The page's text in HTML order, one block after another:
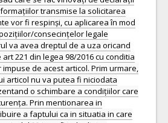
transmise la solicitarea
vor fi respinși, cu aplicarea în mod
consecințelor legale
va avea dreptul de a uza oricand
221 din legea 98/2016 cu conditia
de acest articol. Prim urmare,
articol nu va putea fi niciodata
o schimbare a condițiilor care
Prin mentionarea in
a faptului ca in situatia in care